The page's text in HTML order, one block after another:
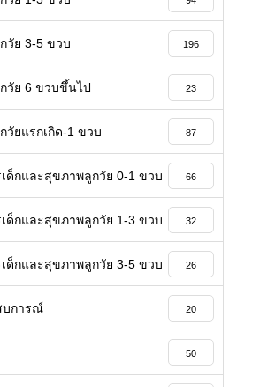
วัย 3-5 ขวบ 196
กวัย 6 ขวบขึ้นไป 23
วัยแรกเกิด-1 ขวบ 87
ด็กและสุขภาพลูกวัย 0-1 ขวบ 66
ด็กและสุขภาพลูกวัย 1-3 ขวบ 32
ด็กและสุขภาพลูกวัย 3-5 ขวบ 26
บการณ์ 20
50